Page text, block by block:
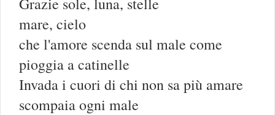
mare, cielo
che l'amore scenda sul male come
pioggia a catinelle
Invada i cuori di chi non sa più amare
scompaia ogni male